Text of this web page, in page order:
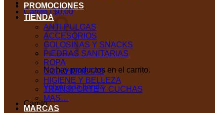
Carrito /$0,00
No hay productos en el carrito.
Volver a la tienda
Carrito
PROMOCIONES
TIENDA
ANTI PULGAS
ACCESORIOS
GOLOSINAS Y SNACKS
PIEDRAS SANITARIAS
ROPA
COLCHONETAS
HIGIENE Y BELLEZA
TRANSPORTE Y CUCHAS
MAS…
MARCAS